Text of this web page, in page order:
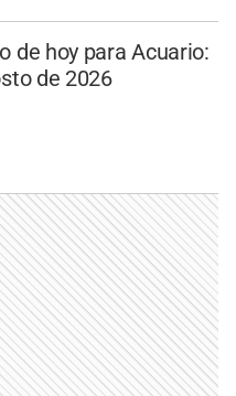
de hoy para Acuario:
de 2026